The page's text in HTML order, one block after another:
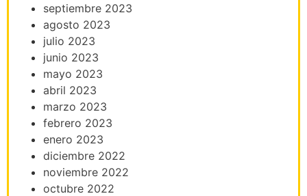
septiembre 2023
agosto 2023
julio 2023
junio 2023
mayo 2023
abril 2023
marzo 2023
febrero 2023
enero 2023
diciembre 2022
noviembre 2022
octubre 2022